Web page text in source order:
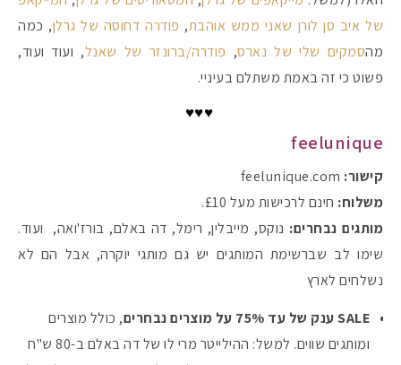
אומרים שאם
#הסטודיושלקורין
של איב סן לורן שאני ממש אוהבת, פודרה דחוסה של גרלן, כמה
מהסמקים שלי של נארס, פודרה/ברונזר של שאנל, ועוד ועוד,
פשוט כי זה באמת משתלם בעיניי.
♥♥♥
feelunique
קישור:
משלוח: חינם לרכישות מעל £10.
מותגים נבחרים: נוקס, מייבלין, רימל, דה באלם, בורז'ואה, ועוד.
שימו לב שברשימת המותגים יש גם מותגי יוקרה, אבל הם לא
נשלחים לארץ
SALEענק של עד 75% על מוצרים נבחרים
, כולל מוצרים
ומותגים שווים. למשל: ההילייטר מרי לו של דה באלם ב-80 ש"ח